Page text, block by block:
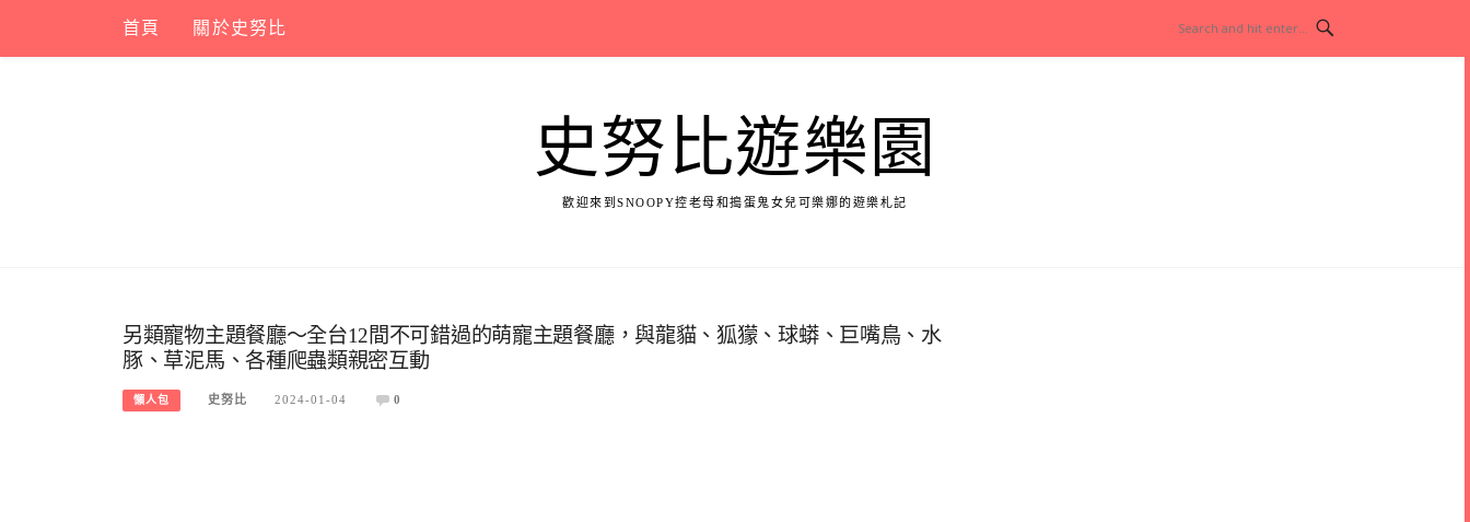
content
首頁 關於史努比
史努比遊樂園
歡迎來到SNOOPY控老母和搗蛋鬼女兒可樂娜的遊樂札記
另類寵物主題餐廳～全台12間不可錯過的萌寵主題餐廳，與龍貓、狐獴、球蟒、巨嘴鳥、水
豚、草泥馬、各種爬蟲類親密互動
懶人包 史努比 2024-01-04 0